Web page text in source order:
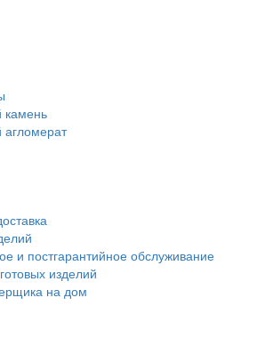
камень
агломерат
и постгарантийное обслуживание
изделий
на дом